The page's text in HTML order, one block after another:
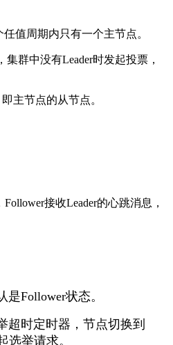
值周期内只有一个主节点。
集群中没有Leader时发起投票，
主节点的从节点。
接收Leader的心跳消息，
Follower状态。
超时定时器，节点切换到
选举请求。